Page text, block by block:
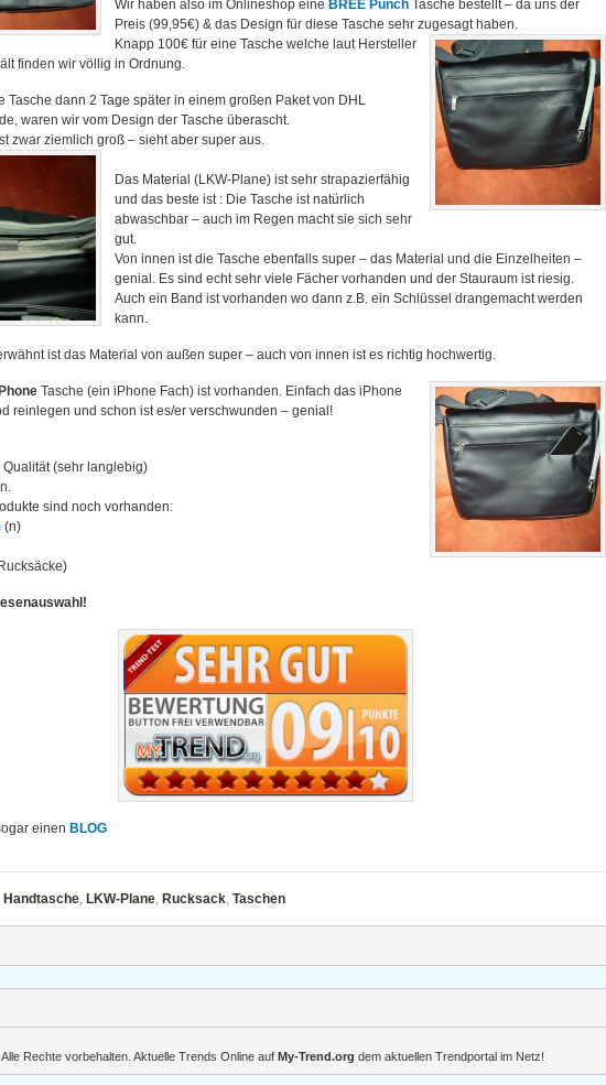
Wir haben also im Onlineshop eine BREE Punch Tasche bestellt – da uns der
Preis (99,95€) & das Design für diese Tasche sehr zugesagt haben.
Knapp 100€ für eine Tasche welche laut Hersteller
finden wir völlig in Ordnung.
Tasche dann 2 Tage später in einem großen Paket von DHL
waren wir vom Design der Tasche überascht.
zwar ziemlich groß – sieht aber super aus.
Das Material (LKW-Plane) ist sehr strapazierfähig
und das beste ist : Die Tasche ist natürlich
abwaschbar – auch im Regen macht sie sich sehr
gut.
Von innen ist die Tasche ebenfalls super – das Material und die Einzelheiten –
genial. Es sind echt sehr viele Fächer vorhanden und der Stauraum ist riesig.
Auch ein Band ist vorhanden wo dann z.B. ein Schlüssel drangemacht werden
kann.
ist das Material von außen super – auch von innen ist es richtig hochwertig.
Tasche (ein iPhone Fach) ist vorhanden. Einfach das iPhone
reinlegen und schon ist es/er verschwunden – genial!
Qualität (sehr langlebig)
sind noch vorhanden:
(n)
einen BLOG
Handtasche, LKW-Plane, Rucksack, Taschen
Alle Rechte vorbehalten. Aktuelle Trends Online auf My-Trend.org dem aktuellen Trendportal im Netz!